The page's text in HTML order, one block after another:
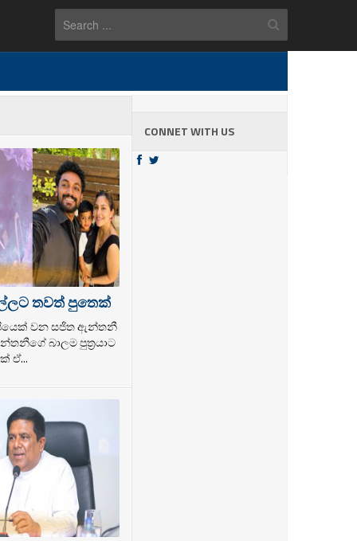
තවත් පුතෙක්
වන සජිත ඇන්තනී
බාලම පුත්‍රයාට
ඒ...
CONNET WITH US